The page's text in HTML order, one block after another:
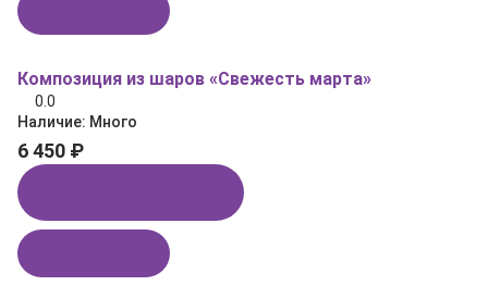
Композиция из шаров «Свежесть марта»
0.0
Наличие: Много
6 450 ₽